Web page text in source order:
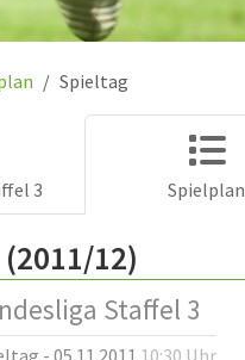
Spieltag
3 Spielplan
(2011/12)
Staffel 3
- 05.11.2011 10:30 Uhr